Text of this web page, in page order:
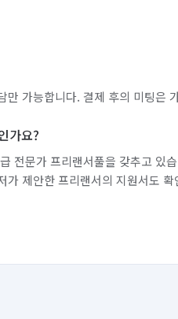
만 가능합니다. 결제 후의 미팅은
가요?
전문가 프리랜서풀을 갖추고 있
가 제안한 프리랜서의 지원서도